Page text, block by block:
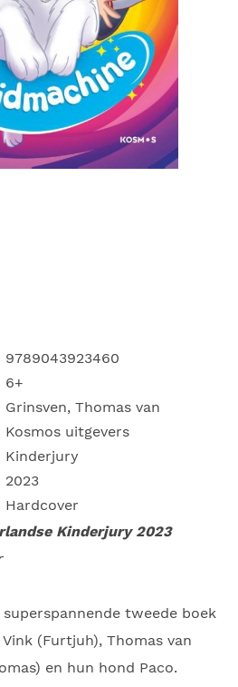
9789043923460
6+
Grinsven, Thomas van
Kosmos uitgevers
Kinderjury
2023
Hardcover
Kinderjury 2023
tweede boek
(Furtjuh), Thomas van
en hun hond Paco.